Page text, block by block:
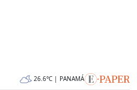
26.6°C | PANAMÁ